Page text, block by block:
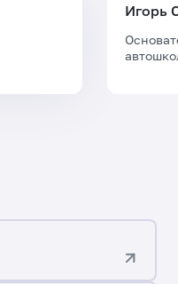
Игорь